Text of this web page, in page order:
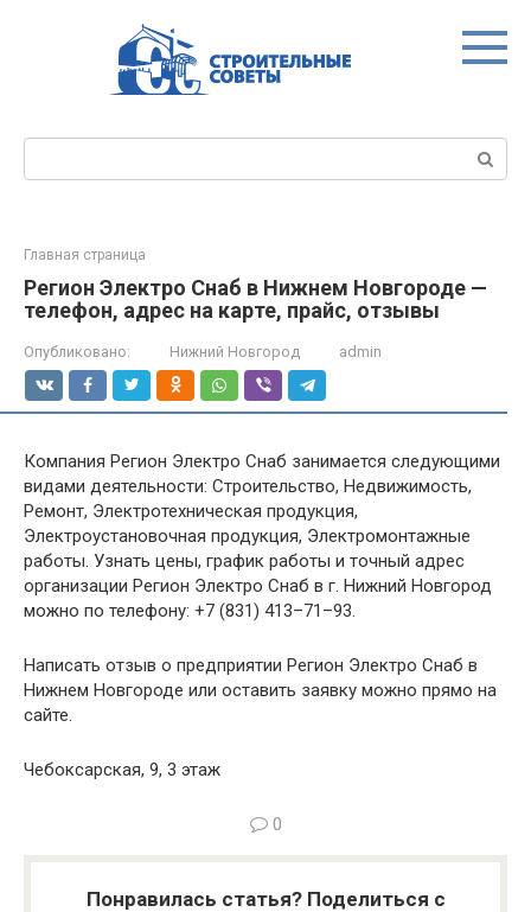
Главная страница
Регион Электро Снаб в Нижнем Новгороде —
телефон, адрес на карте, прайс, отзывы
Опубликовано: Нижний Новгород admin
Компания Регион Электро Снаб занимается следующими
видами деятельности: Строительство, Недвижимость,
Ремонт, Электротехническая продукция,
Электроустановочная продукция, Электромонтажные
работы. Узнать цены, график работы и точный адрес
организации Регион Электро Снаб в г. Нижний Новгород
можно по телефону: +7 (831) 413–71–93.
Написать отзыв о предприятии Регион Электро Снаб в
Нижнем Новгороде или оставить заявку можно прямо на
сайте.
Чебоксарская, 9, 3 этаж
0
Понравилась статья? Поделиться с